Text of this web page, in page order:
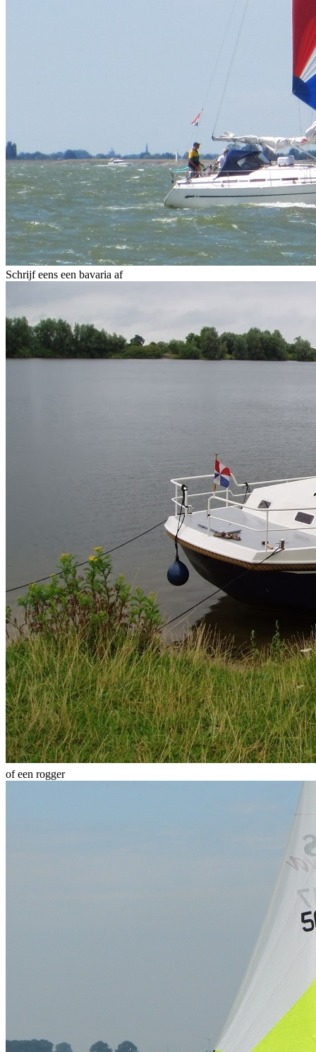
Schrijf eens een bavaria af
of een rogger